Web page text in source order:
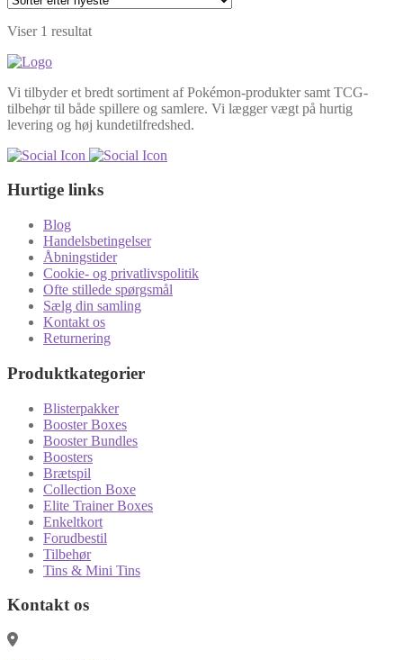
Viser 1 resultat
Vi tilbyder et bredt sortiment af Pokémon-produkter samt TCG-
tilbehør til både spillere og samlere. Vi lægger vægt på hurtig
levering og høj kundetilfredshed.
Hurtige links
Blog
Handelsbetingelser
Åbningstider
Cookie- og privatlivspolitik
Ofte stillede spørgsmål
Sælg din samling
Kontakt os
Returnering
Produktkategorier
Blisterpakker
Booster Boxes
Booster Bundles
Boosters
Brætspil
Collection Boxe
Elite Trainer Boxes
Enkeltkort
Forudbestil
Tilbehør
Tins & Mini Tins
Kontakt os